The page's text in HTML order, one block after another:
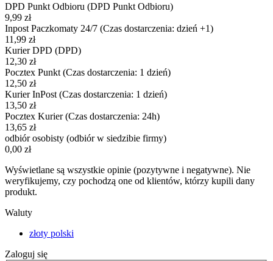
DPD Punkt Odbioru (DPD Punkt Odbioru)
9,99 zł
Inpost Paczkomaty 24/7 (Czas dostarczenia: dzień +1)
11,99 zł
Kurier DPD (DPD)
12,30 zł
Pocztex Punkt (Czas dostarczenia: 1 dzień)
12,50 zł
Kurier InPost (Czas dostarczenia: 1 dzień)
13,50 zł
Pocztex Kurier(Czas dostarczenia: 24h)
13,65 zł
odbiór osobisty (odbiór w siedzibie firmy)
0,00 zł
Wyświetlane są wszystkie opinie (pozytywne i negatywne). Nie
weryfikujemy, czy pochodzą one od klientów, którzy kupili dany
produkt.
Waluty
złoty polski
Zaloguj się